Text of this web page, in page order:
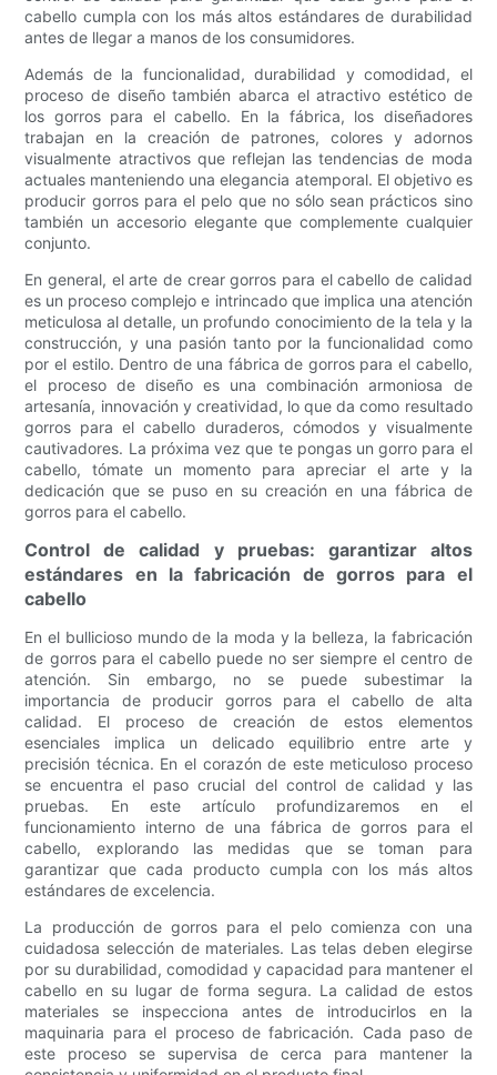
cabello cumpla con los más altos estándares de durabilidad
antes de llegar a manos de los consumidores.
Además de la funcionalidad, durabilidad y comodidad, el
proceso de diseño también abarca el atractivo estético de
los gorros para el cabello. En la fábrica, los diseñadores
trabajan en la creación de patrones, colores y adornos
visualmente atractivos que reflejan las tendencias de moda
actuales manteniendo una elegancia atemporal. El objetivo es
producir gorros para el pelo que no sólo sean prácticos sino
también un accesorio elegante que complemente cualquier
conjunto.
En general, el arte de crear gorros para el cabello de calidad
es un proceso complejo e intrincado que implica una atención
meticulosa al detalle, un profundo conocimiento de la tela y la
construcción, y una pasión tanto por la funcionalidad como
por el estilo. Dentro de una fábrica de gorros para el cabello,
el proceso de diseño es una combinación armoniosa de
artesanía, innovación y creatividad, lo que da como resultado
gorros para el cabello duraderos, cómodos y visualmente
cautivadores. La próxima vez que te pongas un gorro para el
cabello, tómate un momento para apreciar el arte y la
dedicación que se puso en su creación en una fábrica de
gorros para el cabello.
Control de calidad y pruebas: garantizar altos
estándares en la fabricación de gorros para el
cabello
En el bullicioso mundo de la moda y la belleza, la fabricación
de gorros para el cabello puede no ser siempre el centro de
atención. Sin embargo, no se puede subestimar la
importancia de producir gorros para el cabello de alta
calidad. El proceso de creación de estos elementos
esenciales implica un delicado equilibrio entre arte y
precisión técnica. En el corazón de este meticuloso proceso
se encuentra el paso crucial del control de calidad y las
pruebas. En este artículo profundizaremos en el
funcionamiento interno de una fábrica de gorros para el
cabello, explorando las medidas que se toman para
garantizar que cada producto cumpla con los más altos
estándares de excelencia.
La producción de gorros para el pelo comienza con una
cuidadosa selección de materiales. Las telas deben elegirse
por su durabilidad, comodidad y capacidad para mantener el
cabello en su lugar de forma segura. La calidad de estos
materiales se inspecciona antes de introducirlos en la
maquinaria para el proceso de fabricación. Cada paso de
este proceso se supervisa de cerca para mantener la